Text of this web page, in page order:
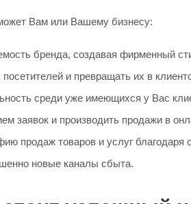
Вам или Вашему бизнесу:
бренда, создавая фирменный
и превращать их в
среди уже имеющихся у Вас
заявок и производить продажи в
продаж товаров и услуг благодаря
новые каналы сбыта.